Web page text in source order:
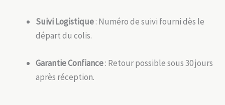
Suivi Logistique: Numéro de suivi fourni dès le
départ du colis.
Garantie Confiance: Retour possible sous 30 jours
après réception.